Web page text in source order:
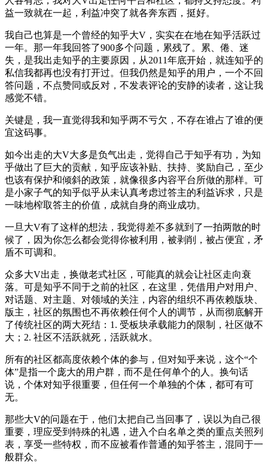
益一致就在一起，利益冲突了就各奔东西，挺好。
我自己也算是一个曾经的知乎大V，实实在在地在知乎活跃过
一年。那一年我回答了900多个问题，累残了。累、倦、迷
失，是我出走知乎的主要原因，从2011年底开始，就连知乎的
私信我都再也没有打开过。但我仍然是知乎的用户，一个不回
答问题，不点赞同或反对，不发表评论的安静的读者，这让我
感觉不错。
关键是，我一直觉得我和知乎两不亏欠，不存在谁占了谁的便
宜这码事。
如今出走的大V大多是负气出走，觉得自己于知乎有功，为知
乎做出了巨大的贡献，知乎应该补贴、扶持、奖励自己，至少
也该有保护和倾斜的政策，就像很多内容平台所做的那样。可
是小家子气的知乎似乎从未认真考虑过答主的利益诉求，只是
一味地榨取答主的价值，成就自身的商业成功。
一旦大V有了这样的想法，我觉得差不多就到了一拍两散的时
候了，因为你怎么都会觉得你被利用，被剥削，被占便宜，矛
盾不可调和。
众多大V出走，换做老式社区，可能真的就会让社区走向衰
落。可是知乎不同于之前的社区，在这里，凭借用户对用户、
对话题、对主题、对领域的关注，内容的组织不再依赖版块、
版主，社区的氛围也不再依赖任何个人的调节，从而彻底解开
了传统社区的两大死结：1. 受板块承载能力的限制，社区做不
大；2. 社区不活跃就死，活跃就水。
所有的社区都高度依赖个体的参与，但对知乎来说，这个“个
体”是指一个庞大的用户群，而不是任何单个的人。换句话
说，个体对知乎很重要，但任何一个单独的个体，都可有可
无。
那些大V的问题在于，他们太把自己当回事了，误以为自己很
重要，理应受到特殊的礼遇，进入个白名单之类的重点关照列
表，享受一些特权，而不应被看作普通的知乎答主，混同于一
般群众。